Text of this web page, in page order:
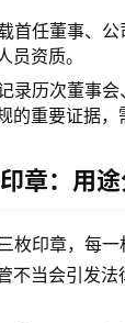
首任董事、
员资质。
录历次董事
的重要证据，
章：用
枚印章，每
不当会引发法